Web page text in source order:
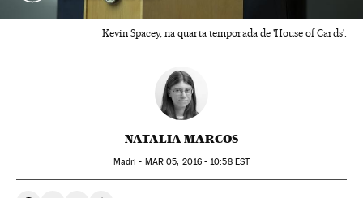
Kevin Spacey, na quarta temporada de 'House of Cards'.
NATALIA MARCOS
Madri - MAR 05, 2016 - 10:58EST